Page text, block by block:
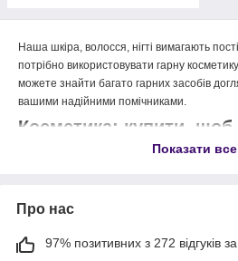
Наша шкіра, волосся, нігті вимагають
потрібно використовувати гарну
можете знайти багато гарних засобів
вашими надійними помічниками.
Косметика: купити,
косметика працює на клітинному рівні та
Показати все
Про нас
97% позитивних з 272 відгуків за